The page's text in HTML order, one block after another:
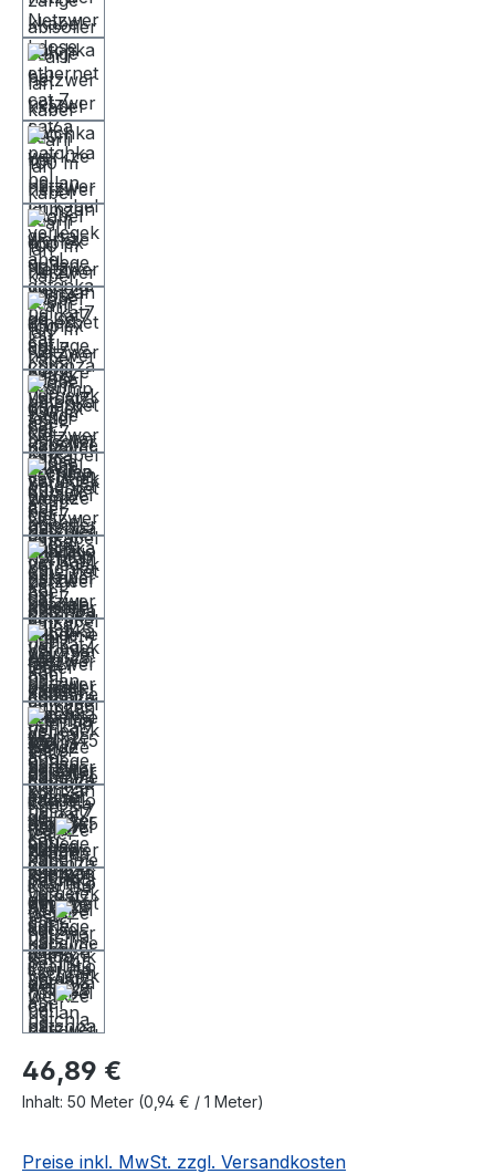
46,89 €
Inhalt: 50 Meter (0,94 € / 1 Meter)
Preise inkl. MwSt. zzgl. Versandkosten